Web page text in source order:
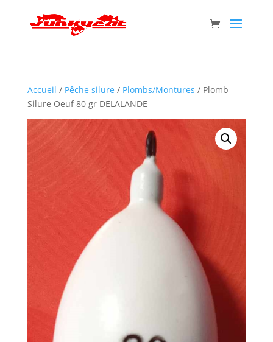
Accueil / Pêche silure / Plombs/Montures / Plomb
Silure Oeuf 80 gr DELALANDE